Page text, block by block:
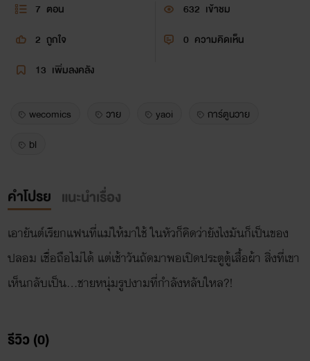
7 ตอน 632 เข้าชม
2 ถูกใจ 0 ความคิดเห็น
13 เพิ่มลงคลัง
wecomics วาย yaoi
การ์ตูนวาย
bl
คำโปรย แนะนำเรื่อง
เอายันต์เรียกแฟนที่แม่ให้มาใช้ ในหัวก็คิดว่ายังไงมันก็เป็นของ
ปลอม เชื่อถือไม่ได้ แต่เช้าวันถัดมาพอเปิดประตูตู้เสื้อผ้า สิ่งที่เขา
เห็นกลับเป็น...ชายหนุ่มรูปงามที่กำลังหลับใหล?!
รีวิว (0)